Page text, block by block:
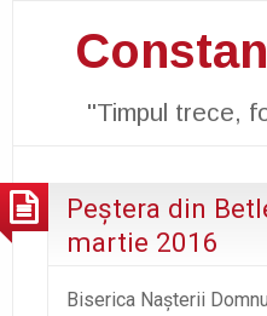
"Timpul trece,
Peştera din
martie 2016
Biserica Naşterii